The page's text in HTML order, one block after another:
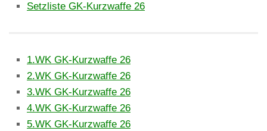
Setzliste GK-Kurzwaffe 26
1.WK GK-Kurzwaffe 26
2.WK GK-Kurzwaffe 26
3.WK GK-Kurzwaffe 26
4.WK GK-Kurzwaffe 26
5.WK GK-Kurzwaffe 26